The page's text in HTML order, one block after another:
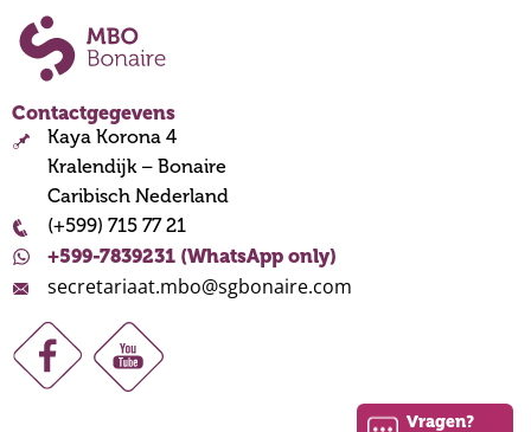
Contactgegevens
Kaya Korona 4
Kralendijk – Bonaire
Caribisch Nederland
(+599) 715 77 21
+599-7839231 (WhatsApp only)
secretariaat.mbo@sgbonaire.com
Vragen?